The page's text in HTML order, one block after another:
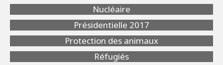
Nucléaire
Présidentielle 2017
Protection des animaux
Réfugiés